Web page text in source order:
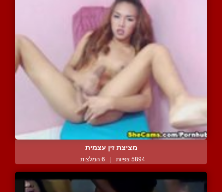
מציצת זין עצמית
5894 צפיות | 6 המלצות